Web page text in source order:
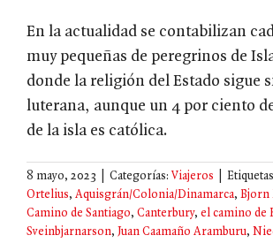
En la actualidad se contabilizan
muy pequeñas de peregrinos de
donde la religión del Estado sigue
luterana, aunque un 4 por ciento
de la isla es católica.
8 mayo, 2023 Categorías: Viajeros
Ortelius, Aquisgrán/Colonia/Dinamarca, Bjorn
Camino de Santiago, Canterbury, el camino de
Sveinbjarnarson, Juan Caamaño Aramburu,